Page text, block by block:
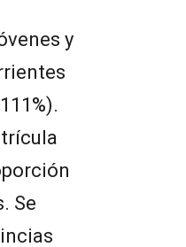
y
Se